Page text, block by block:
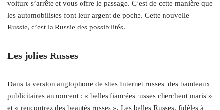
voiture s’arrête et vous offre le passage. C’est de cette manière que
les automobilistes font leur argent de poche. Cette nouvelle
Russie, c’est la Russie des possibilités.
Les jolies Russes
Dans la version anglophone de sites Internet russes, des bandeaux
publicitaires annoncent : « belles fiancées russes cherchent maris »
et « rencontrez des beautés russes ». Les belles Russes, fidèles à